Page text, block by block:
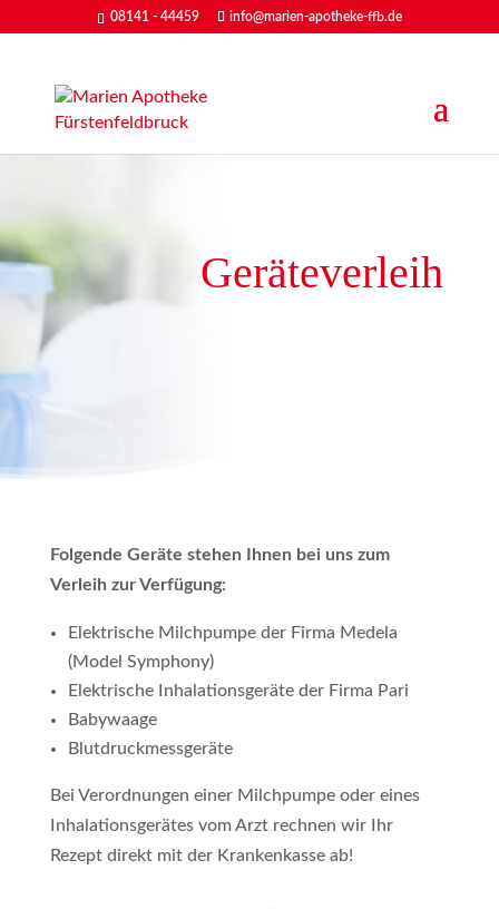
08141 - 44459 info@marien-apotheke-ffb.de
Geräteverleih
Folgende Geräte stehen Ihnen bei uns zum
Verleih zur Verfügung:
Elektrische Milchpumpe der Firma Medela
(Model Symphony)
Elektrische Inhalationsgeräte der Firma Pari
Babywaage
Blutdruckmessgeräte
Bei Verordnungen einer Milchpumpe oder eines
Inhalationsgerätes vom Arzt rechnen wir Ihr
Rezept direkt mit der Krankenkasse ab!